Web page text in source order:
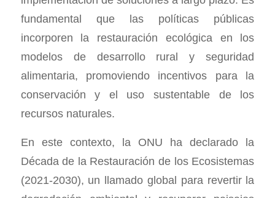
fundamental que las políticas públicas
incorporen la restauración ecológica en los
modelos de desarrollo rural y seguridad
alimentaria, promoviendo incentivos para la
conservación y el uso sustentable de los
recursos naturales.
En este contexto, la ONU ha declarado la
Década de la Restauración de los Ecosistemas
(2021-2030), un llamado global para revertir la